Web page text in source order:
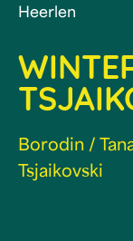
Heerlen
Borodin /
Tsjaikovski